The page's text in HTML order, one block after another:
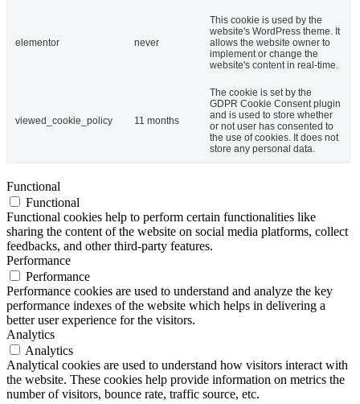
elementor never
This cookie is used by the
website's WordPress theme. It
allows the website owner to
implement or change the
website's content in real-time.
viewed_cookie_policy 11 months
The cookie is set by the
GDPR Cookie Consent plugin
and is used to store whether
or not user has consented to
the use of cookies. It does not
store any personal data.
Functional
Functional
Functional cookies help to perform certain functionalities like
sharing the content of the website on social media platforms, collect
feedbacks, and other third-party features.
Performance
Performance
Performance cookies are used to understand and analyze the key
performance indexes of the website which helps in delivering a
better user experience for the visitors.
Analytics
Analytics
Analytical cookies are used to understand how visitors interact with
the website. These cookies help provide information on metrics the
number of visitors, bounce rate, traffic source, etc.